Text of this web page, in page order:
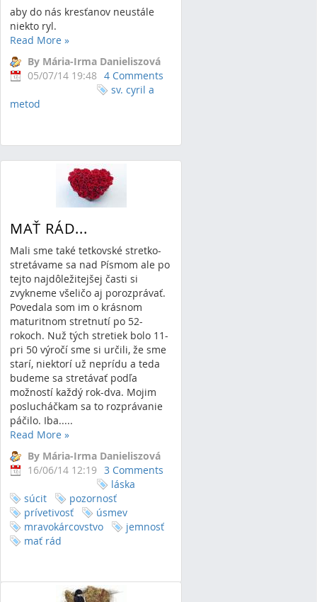
aby do nás kresťanov neustále
niekto ryl.
Read More »
By Mária-Irma Danieliszová
05/07/14 19:48 4 Comments
sv. cyril a
metod
MAŤ RÁD...
Mali sme také tetkovské stretko-
stretávame sa nad Písmom ale po
tejto najdôležitejšej časti si
zvykneme všeličo aj porozprávať.
Povedala som im o krásnom
maturitnom stretnutí po 52-
rokoch. Nuž tých stretiek bolo 11-
pri 50 výročí sme si určili, že sme
starí, niektorí už neprídu a teda
budeme sa stretávať podľa
možností každý rok-dva. Mojim
poslucháčkam sa to rozprávanie
páčilo. Iba.....
Read More »
By Mária-Irma Danieliszová
16/06/14 12:19 3 Comments
láska
súcit
pozornosť
prívetivosť
úsmev
mravokárcovstvo
jemnosť
mať rád